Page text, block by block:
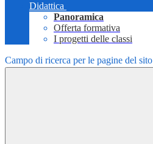
Didattica
Panoramica
Offerta formativa
I progetti delle classi
Campo di ricerca per le pagine del sito